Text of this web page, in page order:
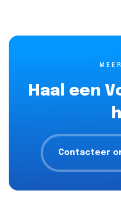
Haal een
Contacteer